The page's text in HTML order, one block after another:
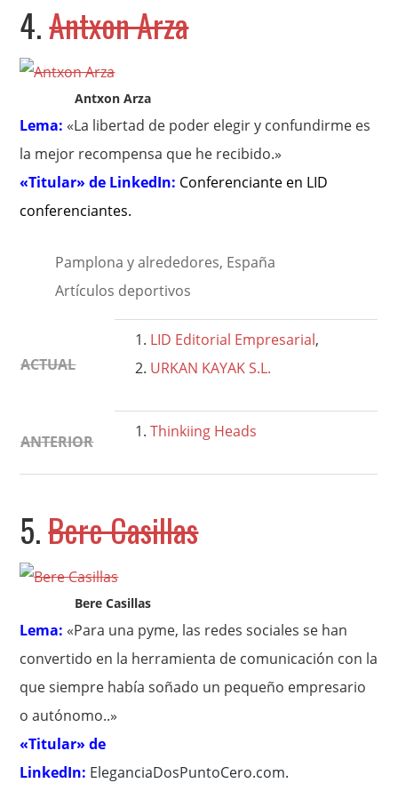
4.Antxon Arza
Antxon Arza
Lema: «La libertad de poder elegir y confundirme es
la mejor recompensa que he recibido.»
«Titular» de LinkedIn: Conferenciante en LID
conferenciantes.
Pamplona y alrededores, España
Artículos deportivos
ACTUAL
LID Editorial Empresarial,
URKAN KAYAK S.L.
ANTERIOR
Thinkiing Heads
5.Bere Casillas
Bere Casillas
Lema: «Para una pyme, las redes sociales se han
convertido en la herramienta de comunicación con la
que siempre había soñado un pequeño empresario
o autónomo..»
«Titular» de
LinkedIn: EleganciaDosPuntoCero.com.